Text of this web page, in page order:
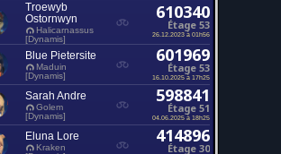
Troewyb
Ostornwyn
Halicarnassus
[Dynamis]
610340
Étage 53
26.12.2023 à 01h56
Blue Pietersite
Maduin
[Dynamis]
601969
Étage 53
16.10.2025 à 17h25
Sarah Andre
Golem
[Dynamis]
598841
Étage 51
04.06.2025 à 18h25
Eluna Lore
Kraken
414896
Étage 30